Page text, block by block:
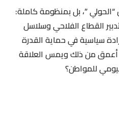
”، بل بمنظومة كاملة:
القطاع الفلاحي وسلاسل
سياسية في حماية القدرة
أعمق من ذلك ويمس العلاقة
للمواطن؟